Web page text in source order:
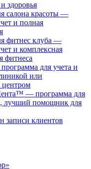
здоровья
салона красоты —
и полная
фитнес клуба —
и комплексная
фитнеса
для учета и
или
— программа для
лучший помощник для
записи клиентов